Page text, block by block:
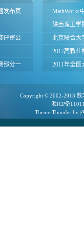
发布页
评审公
部分一
MathWorks
赛提供
陕西理工学
北京联合大
赛赛题
2017高教
获奖名单
2011年全
Copyright © 2002-2013 数
湘ICP备
Theme Thunderby